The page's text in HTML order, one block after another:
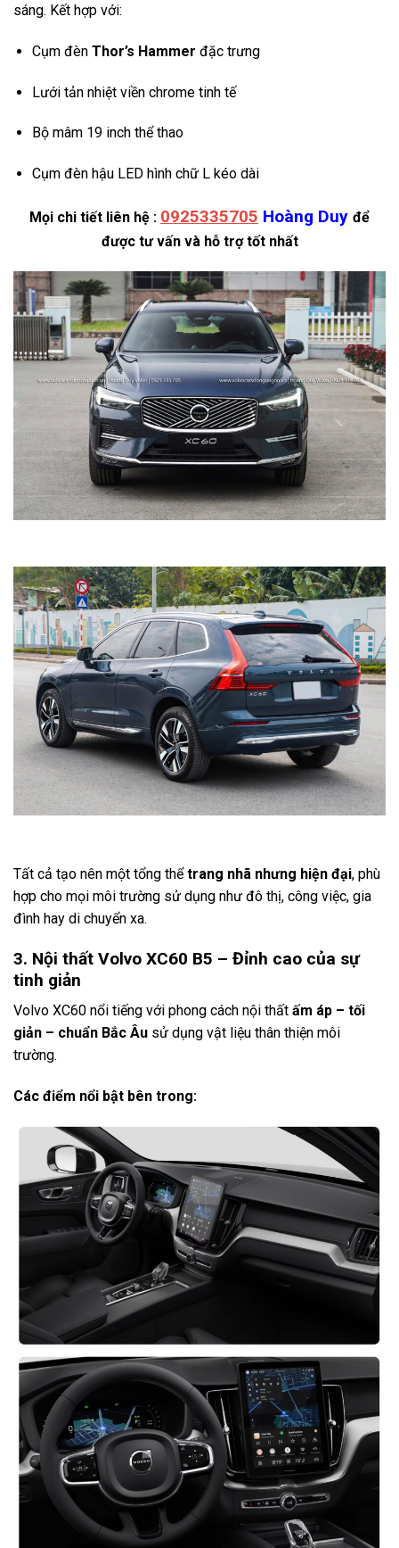
sáng. Kết hợp với:
Cụm đèn Thor’s Hammer đặc trưng
Lưới tản nhiệt viền chrome tinh tế
Bộ mâm 19 inch thể thao
Cụm đèn hậu LED hình chữ L kéo dài
Mọi chi tiết liên hệ : 0925335705 Hoàng Duy để
được tư vấn và hỗ trợ tốt nhất
Tất cả tạo nên một tổng thểtrang nhã nhưng hiện đại, phù
hợp cho mọi môi trường sử dụng như đô thị, công việc, gia
đình hay di chuyển xa.
3. Nội thất Volvo XC60 B5 – Đỉnh cao của sự
tinh giản
Volvo XC60 nổi tiếng với phong cách nội thất ấm áp – tối
giản – chuẩn Bắc Âu sử dụng vật liệu thân thiện môi
trường.
Các điểm nổi bật bên trong: